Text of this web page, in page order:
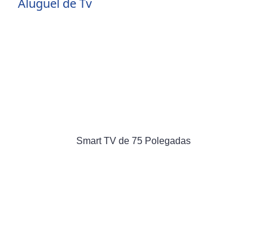
Aluguel de Tv
Smart TV de 75 Polegadas